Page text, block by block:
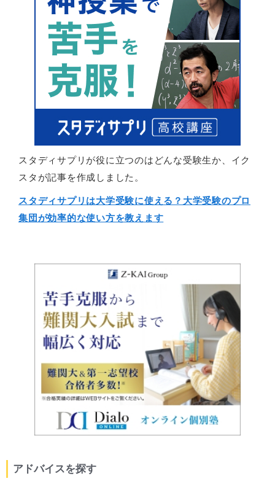
スタディサプリが役に立つのはどんな受験生か、イク
スタが記事を作成しました。
スタディサプリは大学受験に使える？大学受験のプロ
集団が効率的な使い方を教えます
アドバイスを探す